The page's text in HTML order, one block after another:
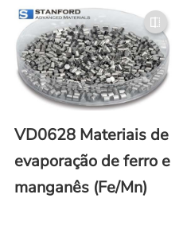
VD0628 Materiais de
evaporação de ferro e
manganês (Fe/Mn)